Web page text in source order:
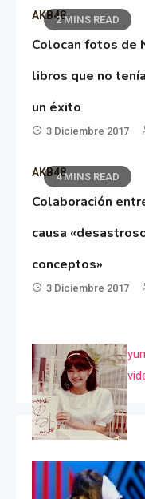
2 MINS READ
AKB48
Colocan fotos de
libros que no
un éxito
3 Diciembre 2017
4 MINS READ
AKB48
Colaboración
causa
conceptos»
3 Diciembre 2017